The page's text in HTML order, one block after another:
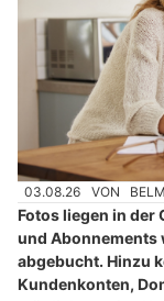
03.08.26 VON
Fotos liegen in der
und Abonnements
abgebucht. Hinzu
Kundenkonten,